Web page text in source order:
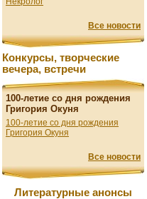
Все новости
Конкурсы, творческие
вечера, встречи
100-летие со дня рождения
Григория Окуня
100-летие со дня рождения
Григория Окуня
Все новости
Литературные анонсы